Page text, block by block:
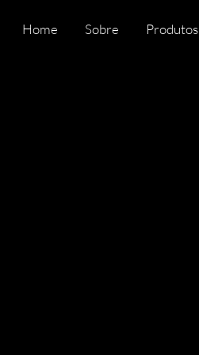
Home Sobre Produtos